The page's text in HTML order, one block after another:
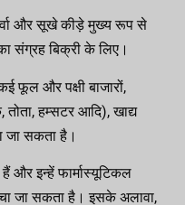
और सूखे कीड़े मुख्य रूप से
संग्रह बिक्री के लिए।
फूल और पक्षी बाजारों,
तोता, हम्सटर आदि), खाद्य
जा सकता है।
और इन्हें फार्मास्यूटिकल
जा सकता है। इसके अलावा,